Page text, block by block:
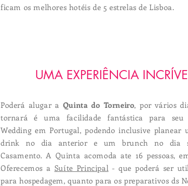
ficam os melhores hotéis de 5 estrelas de Lisboa.
UMA EXPERIÊNCIA
Poderá alugar a Quinta do Torneiro, por vários
tornará é uma facilidade fantástica para seu
Wedding em Portugal, podendo inclusive planear
drink no dia anterior e um brunch no dia
Casamento. A Quinta acomoda ate 16 pessoas,
Oferecemos a Suíte Principal - que poderá ser
para hospedagem, quanto para os preparativos ds N